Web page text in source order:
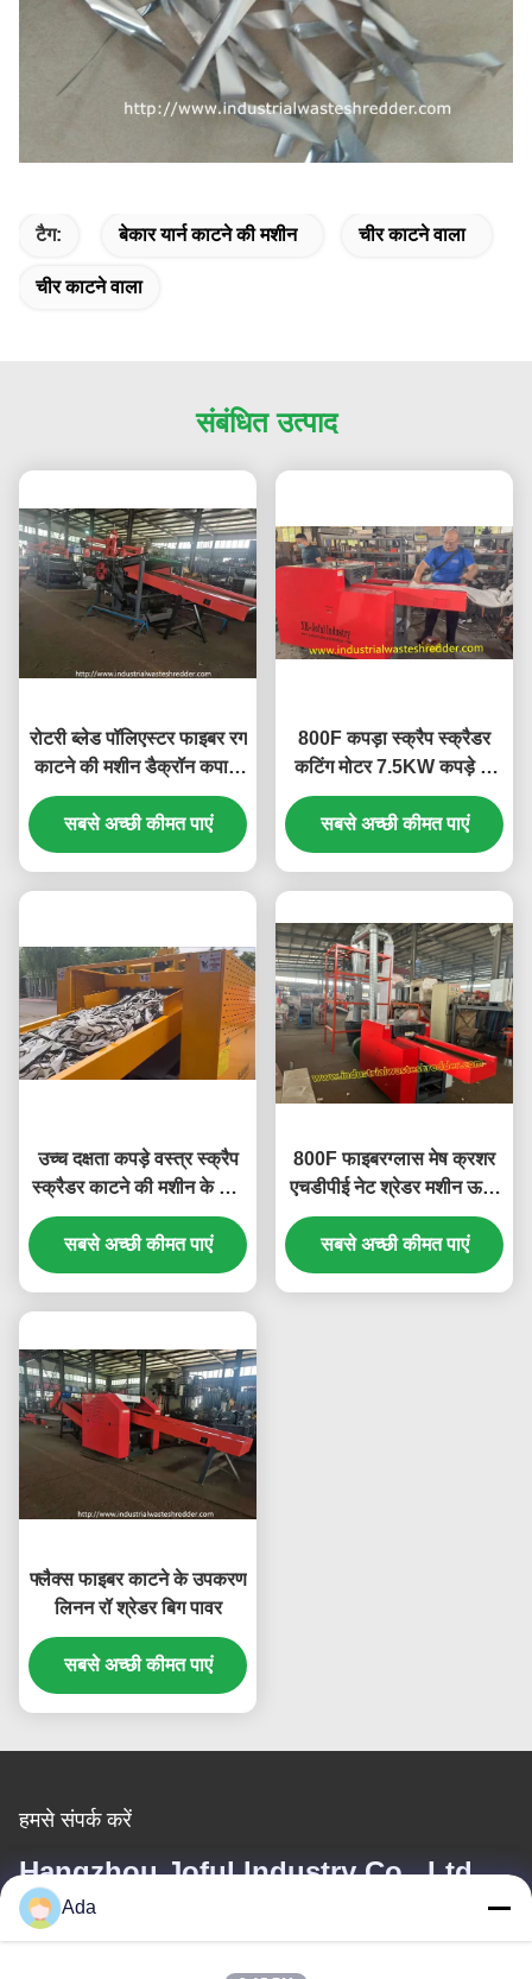
टैग: बेकार यार्न काटने की मशीन चीर काटने वाला
चीर काटने वाला
संबंधित उत्पाद
रोटरी ब्लेड पॉलिएस्टर फाइबर रग
काटने की मशीन डैक्रॉन कपास
फाइबर
सबसे अच्छी कीमत पाएं
800F कपड़ा स्क्रैप स्क्रैडर
कटिंग मोटर 7.5KW कपड़े के
लिए छोटे चॉपर मशीन कुचल
इनपुट कन्वेयर 1400*330 मिमी
लंबाई*चौड़ाई बिस्तर चादर
सबसे अच्छी कीमत पाएं
उच्च दक्षता कपड़े वस्त्र स्क्रैप
स्क्रैडर काटने की मशीन के लिए
Rags अंत आकार समायोज्य
सबसे अच्छी कीमत पाएं
800F फाइबरग्लास मेष क्रशर
एचडीपीई नेट श्रेडर मशीन ऊर्जा
की बचत पहनने के प्रतिरोधी
ब्लेड 7.5KW काटने मोटर
सबसे अच्छी कीमत पाएं
फ्लैक्स फाइबर काटने के उपकरण
लिनन रॉ श्रेडर बिग पावर
सबसे अच्छी कीमत पाएं
हमसे संपर्क करें
Hangzhou Joful Industry Co., Ltd
ईमेल
Ada